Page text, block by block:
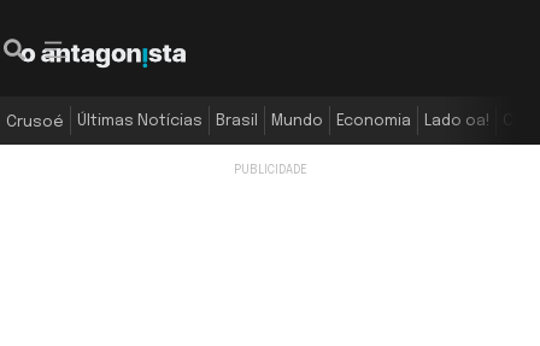
Crusoé Últimas Notícias Brasil Mundo Economia Lado oa!